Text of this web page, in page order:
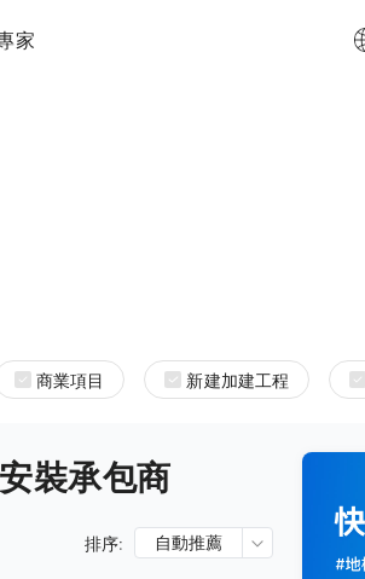
家
商業項目 新建加建工程
裝承包商
排序: 自動推薦